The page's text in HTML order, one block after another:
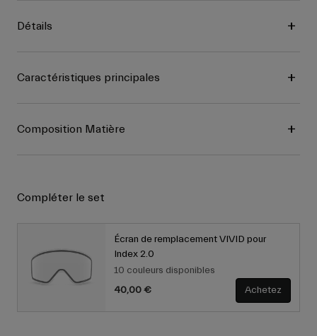
Détails
Caractéristiques principales
Composition Matière
Compléter le set
Écran de remplacement VIVID pour
Index 2.0
10 couleurs disponibles
40,00 €
Achetez